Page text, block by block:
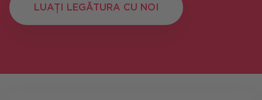
LUAȚI LEGĂTURA CU NOI
LUAȚI LEGĂTURA CU NOI